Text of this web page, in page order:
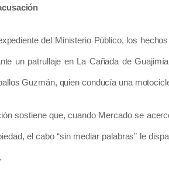
del Ministerio Público, los
un patrullaje en La Cañada de
Guzmán, quien conducía una
sostiene que, cuando Mercado se
el cabo “sin mediar palabras” le